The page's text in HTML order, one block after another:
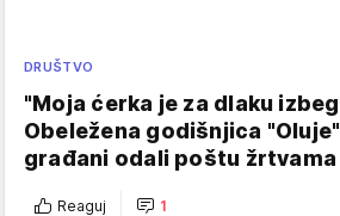
DRUŠTVO
"Moja ćerka je za dlaku
Obeležena godišnjica
građani odali poštu žrtvama
Reaguj 1